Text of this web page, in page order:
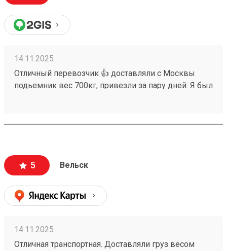
14.11.2025
Отличный перевозчик 👍 доставляли с Москвы
подьемник вес 700кг, привезли за пару дней. Я был
Номер заказа 250998061. Сотрудник на терминале
Теперь у них есть мобильное приложение. 6 звезд.
5 Вельск
14.11.2025
Отличная транспортная. Доставляли груз весом